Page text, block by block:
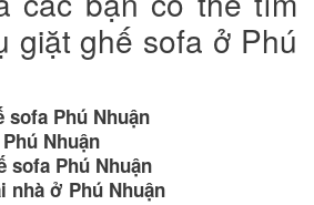
giặt ghế sofa ở Phú
sofa Phú Nhuận
Nhuận
sofa Phú Nhuận
nhà ở Phú Nhuận